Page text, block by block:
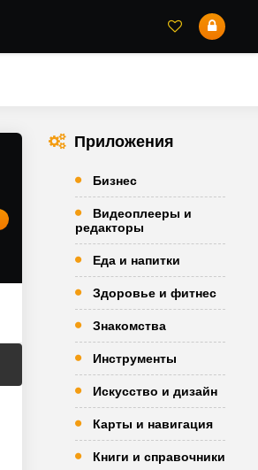
Приложения
Бизнес
Видеоплееры и
редакторы
Еда и напитки
Здоровье и фитнес
Знакомства
Инструменты
Искусство и дизайн
Карты и навигация
Книги и справочники